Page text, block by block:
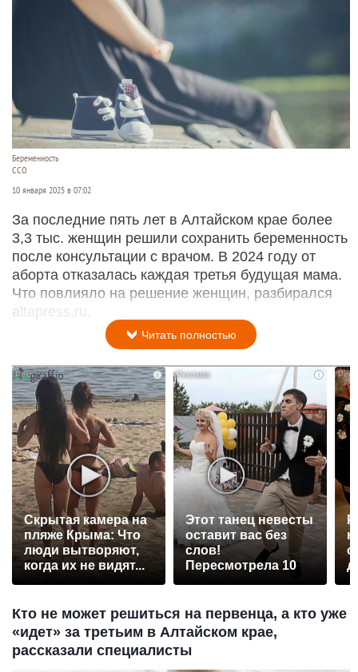
Беременность
CCO
10 января 2025 в 07:02
За последние пять лет в Алтайском крае более
3,3 тыс. женщин решили сохранить беременность
после консультации с врачом. В 2024 году от
аборта отказалась каждая третья будущая мама.
Что повлияло на решение женщин, разбирался
altapress.ru.
Читать полностью
i
Скрытая камера на
пляже Крыма: Что
люди вытворяют,
когда их не видят...
i
Этот танец невесты
оставит вас без
слов!
Пересмотрела 10
Кто не может решиться на первенца, а кто уже
«идет» за третьим в Алтайском крае,
рассказали специалисты